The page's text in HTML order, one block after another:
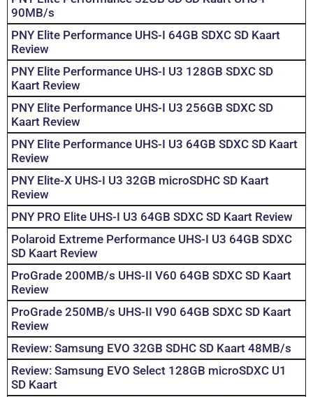
90MB/s
PNY Elite Performance UHS-I 64GB SDXC SD Kaart
Review
PNY Elite Performance UHS-I U3 128GB SDXC SD
Kaart Review
PNY Elite Performance UHS-I U3 256GB SDXC SD
Kaart Review
PNY Elite Performance UHS-I U3 64GB SDXC SD Kaart
Review
PNY Elite-X UHS-I U3 32GB microSDHC SD Kaart
Review
PNY PRO Elite UHS-I U3 64GB SDXC SD Kaart Review
Polaroid Extreme Performance UHS-I U3 64GB SDXC
SD Kaart Review
ProGrade 200MB/s UHS-II V60 64GB SDXC SD Kaart
Review
ProGrade 250MB/s UHS-II V90 64GB SDXC SD Kaart
Review
Review: Samsung EVO 32GB SDHC SD Kaart 48MB/s
Review: Samsung EVO Select 128GB microSDXC U1
SD Kaart